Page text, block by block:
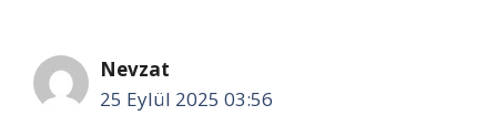
Nevzat
25 Eylül 2025 03:56